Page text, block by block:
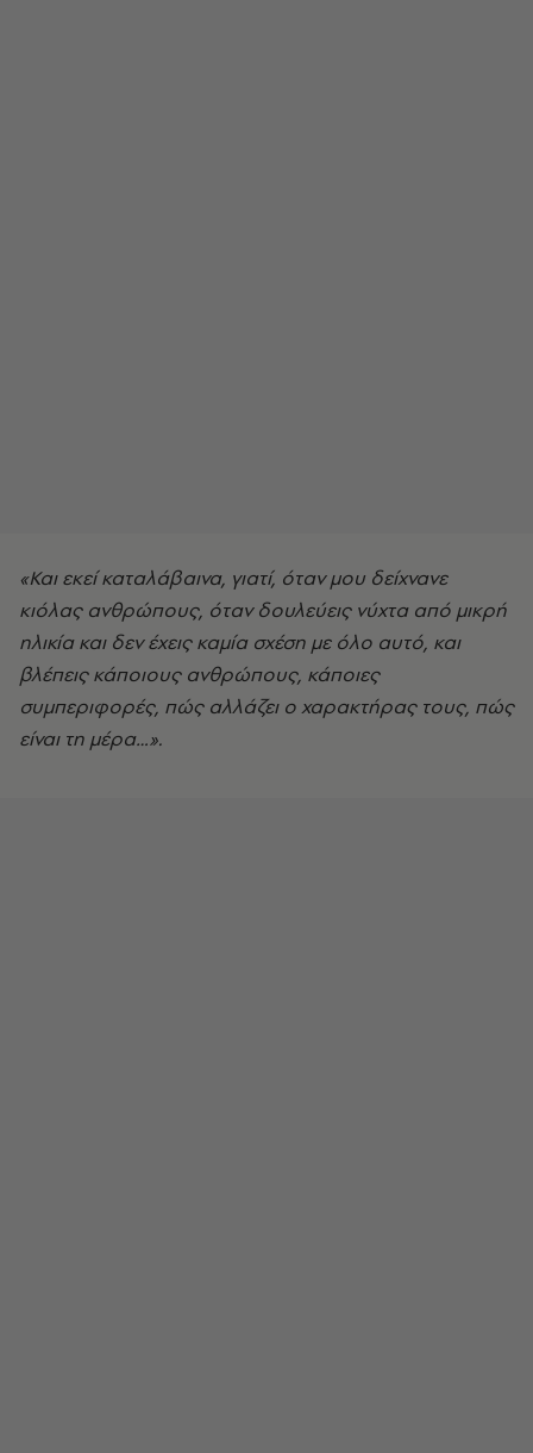
«Και εκεί καταλάβαινα, γιατί, όταν μου δείχνανε
κιόλας ανθρώπους, όταν δουλεύεις νύχτα από μικρή
ηλικία και δεν έχεις καμία σχέση με όλο αυτό, και
βλέπεις κάποιους ανθρώπους, κάποιες
συμπεριφορές, πώς αλλάζει ο χαρακτήρας τους, πώς
είναι τη μέρα…».